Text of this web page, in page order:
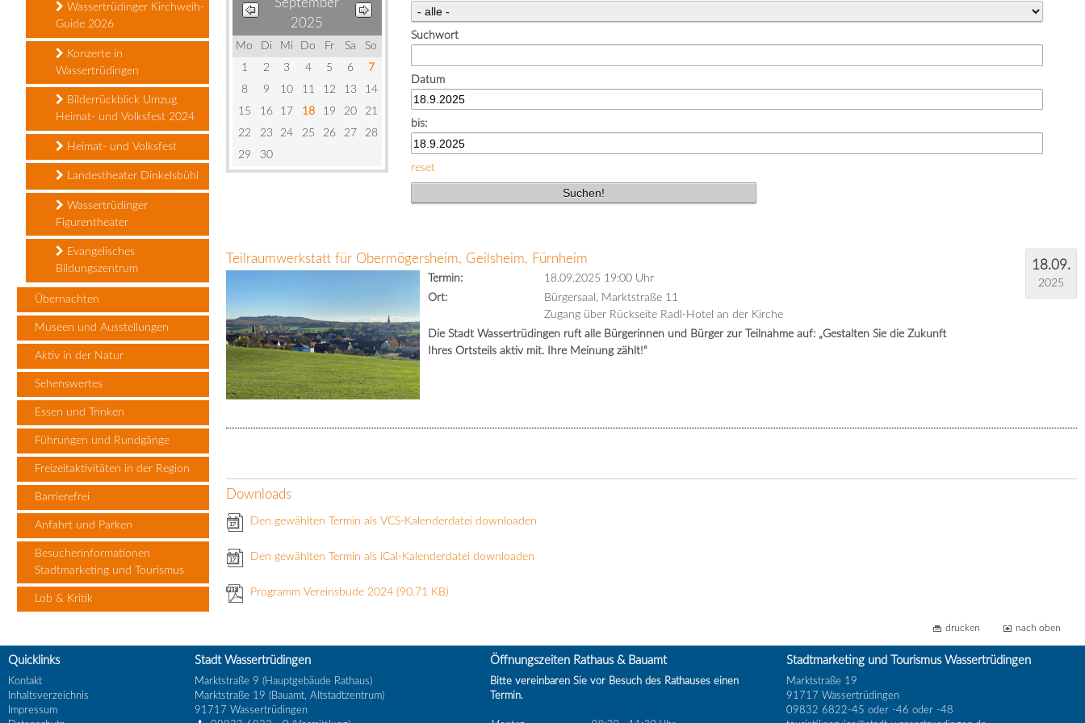
Wassertrüdinger Kirchweih-
Guide 2026
Konzerte in
Wassertrüdingen
Bilderrückblick Umzug
Heimat- und Volksfest 2024
Heimat- und Volksfest
Landestheater Dinkelsbühl
Wassertrüdinger
Figurentheater
Evangelisches
Bildungszentrum
Übernachten
Museen und Ausstellungen
Aktiv in der Natur
Sehenswertes
Essen und Trinken
Führungen und Rundgänge
Freizeitaktivitäten in der Region
Barrierefrei
Anfahrt und Parken
Besucherinformationen
Stadtmarketing und Tourismus
Lob & Kritik
September
2025
Mo Di Mi Do Fr Sa
So
1
2 3 4 5 6
7
8
9 10 11 12 13
14
15
16 17 18 19 20
21
22
23 24 25 26 27
28
29
30
Suchwort
Datum
bis:
reset
18.09.
2025
Teilraumwerkstatt für Obermögersheim, Geilsheim, Fürnheim
Termin:
18.09.2025 19:00 Uhr
Ort:
Bürgersaal, Marktstraße 11
Zugang über Rückseite Radl-Hotel an der Kirche
Die Stadt Wassertrüdingen ruft alle Bürgerinnen und Bürger zur Teilnahme auf: „Gestalten Sie die Zukunft
Ihres Ortsteils aktiv mit. Ihre Meinung zählt!“
Downloads
Den gewählten Termin als VCS-Kalenderdatei downloaden
Den gewählten Termin als iCal-Kalenderdatei downloaden
Programm Vereinsbude 2024 (90.71 KB)
drucken nach oben
Quicklinks
Kontakt
Inhaltsverzeichnis
Impressum
Stadt Wassertrüdingen
Marktstraße 9 (Hauptgebäude Rathaus)
Marktstraße 19 (Bauamt, Altstadtzentrum)
91717 Wassertrüdingen
Öffnungszeiten Rathaus & Bauamt
Bitte vereinbaren Sie vor Besuch des Rathauses einen
Termin.
Stadtmarketing und Tourismus Wassertrüdingen
Marktstraße 19
91717 Wassertrüdingen
09832 6822-45 oder -46 oder -48